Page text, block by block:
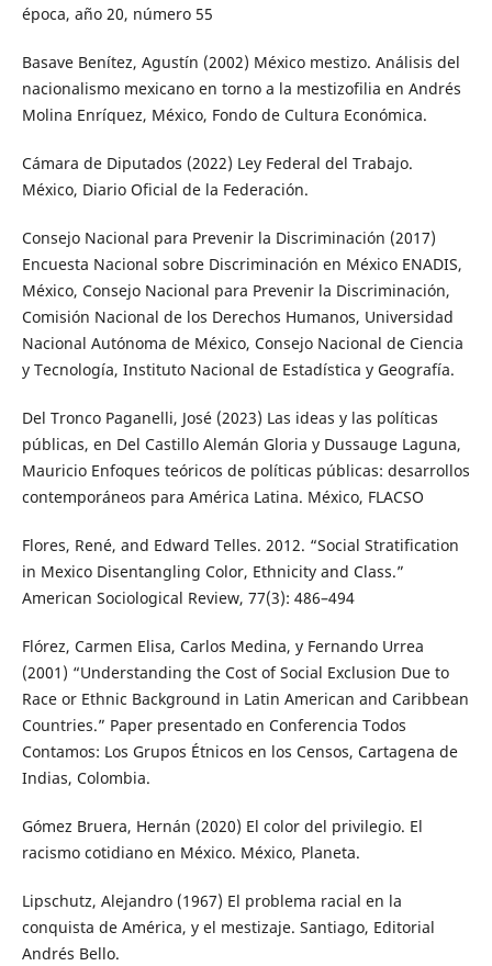
época, año 20, número 55
Basave Benítez, Agustín (2002) México mestizo. Análisis del
nacionalismo mexicano en torno a la mestizofilia en Andrés
Molina Enríquez, México, Fondo de Cultura Económica.
Cámara de Diputados (2022) Ley Federal del Trabajo.
México, Diario Oficial de la Federación.
Consejo Nacional para Prevenir la Discriminación (2017)
Encuesta Nacional sobre Discriminación en México ENADIS,
México, Consejo Nacional para Prevenir la Discriminación,
Comisión Nacional de los Derechos Humanos, Universidad
Nacional Autónoma de México, Consejo Nacional de Ciencia
y Tecnología, Instituto Nacional de Estadística y Geografía.
Del Tronco Paganelli, José (2023) Las ideas y las políticas
públicas, en Del Castillo Alemán Gloria y Dussauge Laguna,
Mauricio Enfoques teóricos de políticas públicas: desarrollos
contemporáneos para América Latina. México, FLACSO
Flores, René, and Edward Telles. 2012. “Social Stratification
in Mexico Disentangling Color, Ethnicity and Class.”
American Sociological Review, 77(3): 486–494
Flórez, Carmen Elisa, Carlos Medina, y Fernando Urrea
(2001) “Understanding the Cost of Social Exclusion Due to
Race or Ethnic Background in Latin American and Caribbean
Countries.” Paper presentado en Conferencia Todos
Contamos: Los Grupos Étnicos en los Censos, Cartagena de
Indias, Colombia.
Gómez Bruera, Hernán (2020) El color del privilegio. El
racismo cotidiano en México. México, Planeta.
Lipschutz, Alejandro (1967) El problema racial en la
conquista de América, y el mestizaje. Santiago, Editorial
Andrés Bello.